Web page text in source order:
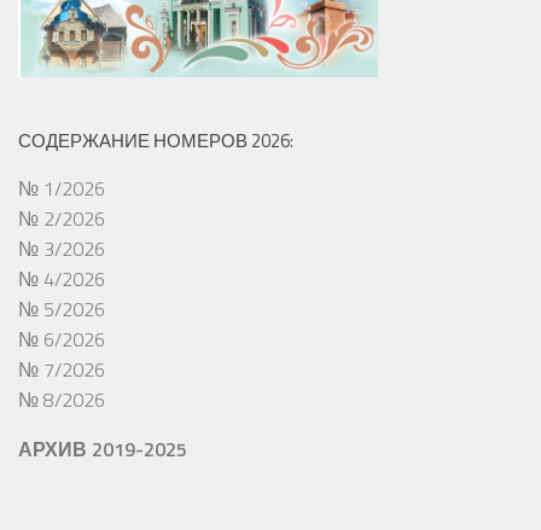
СОДЕРЖАНИЕ НОМЕРОВ 2026:
№ 1/2026
№ 2/2026
№ 3/2026
№ 4/2026
№ 5/2026
№ 6/2026
№ 7/2026
№ 8/2026
АРХИВ 2019-2025